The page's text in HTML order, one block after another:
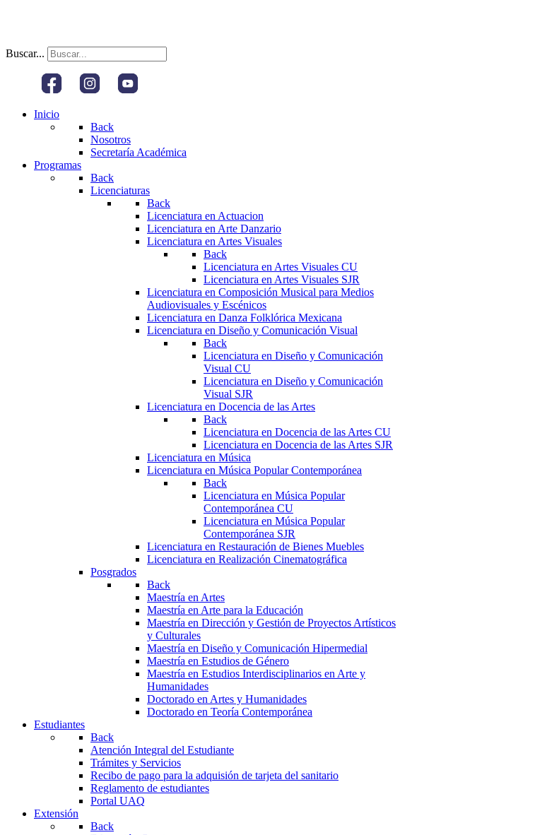
Buscar...
Inicio
Back
Nosotros
Secretaría Académica
Programas
Back
Licenciaturas
Back
Licenciatura en Actuacion
Licenciatura en Arte Danzario
Licenciatura en Artes Visuales
Back
Licenciatura en Artes Visuales CU
Licenciatura en Artes Visuales SJR
Licenciatura en Composición Musical para Medios
Audiovisuales y Escénicos
Licenciatura en Danza Folklórica Mexicana
Licenciatura en Diseño y Comunicación Visual
Back
Licenciatura en Diseño y Comunicación
Visual CU
Licenciatura en Diseño y Comunicación
Visual SJR
Licenciatura en Docencia de las Artes
Back
Licenciatura en Docencia de las Artes CU
Licenciatura en Docencia de las Artes SJR
Licenciatura en Música
Licenciatura en Música Popular Contemporánea
Back
Licenciatura en Música Popular
Contemporánea CU
Licenciatura en Música Popular
Contemporánea SJR
Licenciatura en Restauración de Bienes Muebles
Licenciatura en Realización Cinematográfica
Posgrados
Back
Maestría en Artes
Maestría en Arte para la Educación
Maestría en Dirección y Gestión de Proyectos Artísticos
y Culturales
Maestría en Diseño y Comunicación Hipermedial
Maestría en Estudios de Género
Maestría en Estudios Interdisciplinarios en Arte y
Humanidades
Doctorado en Artes y Humanidades
Doctorado en Teoría Contemporánea
Estudiantes
Back
Atención Integral del Estudiante
Trámites y Servicios
Recibo de pago para la adquisión de tarjeta del sanitario
Reglamento de estudiantes
Portal UAQ
Extensión
Back